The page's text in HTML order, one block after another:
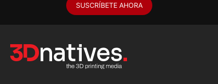
SUSCRÍBETE AHORA